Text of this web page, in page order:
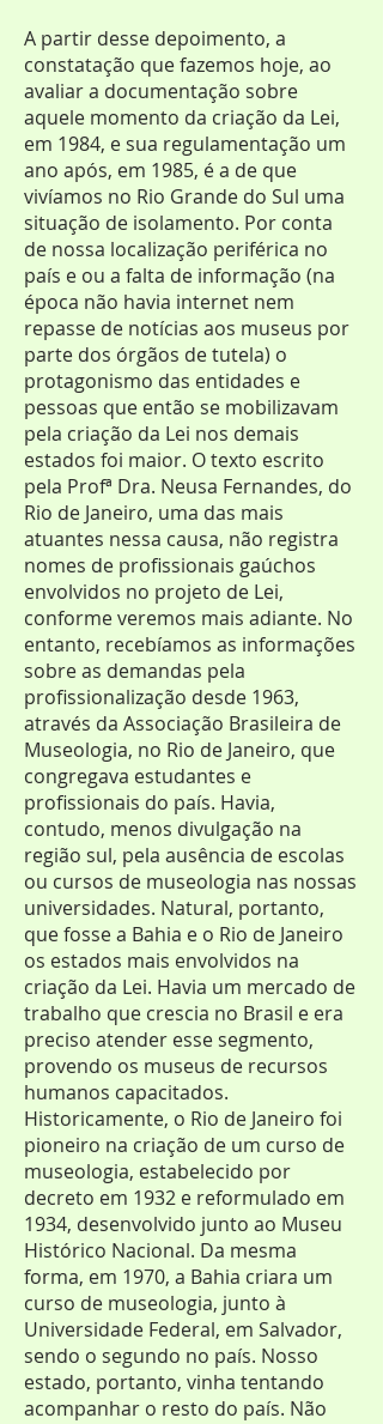
A partir desse depoimento, a
constatação que fazemos hoje, ao
avaliar a documentação sobre
aquele momento da criação da Lei,
em 1984, e sua regulamentação um
ano após, em 1985, é a de que
vivíamos no Rio Grande do Sul uma
situação de isolamento. Por conta
de nossa localização periférica no
país e ou a falta de informação (na
época não havia internet nem
repasse de notícias aos museus por
parte dos órgãos de tutela) o
protagonismo das entidades e
pessoas que então se mobilizavam
pela criação da Lei nos demais
estados foi maior. O texto escrito
pela Profª Dra. Neusa Fernandes, do
Rio de Janeiro, uma das mais
atuantes nessa causa, não registra
nomes de profissionais gaúchos
envolvidos no projeto de Lei,
conforme veremos mais adiante. No
entanto, recebíamos as informações
sobre as demandas pela
profissionalização desde 1963,
através da Associação Brasileira de
Museologia, no Rio de Janeiro, que
congregava estudantes e
profissionais do país. Havia,
contudo, menos divulgação na
região sul, pela ausência de escolas
ou cursos de museologia nas nossas
universidades. Natural, portanto,
que fosse a Bahia e o Rio de Janeiro
os estados mais envolvidos na
criação da Lei. Havia um mercado de
trabalho que crescia no Brasil e era
preciso atender esse segmento,
provendo os museus de recursos
humanos capacitados.
Historicamente, o Rio de Janeiro foi
pioneiro na criação de um curso de
museologia, estabelecido por
decreto em 1932 e reformulado em
1934, desenvolvido junto ao Museu
Histórico Nacional. Da mesma
forma, em 1970, a Bahia criara um
curso de museologia, junto à
Universidade Federal, em Salvador,
sendo o segundo no país. Nosso
estado, portanto, vinha tentando
acompanhar o resto do país. Não